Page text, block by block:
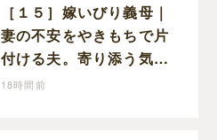
［１５］嫁いびり義母｜
妻の不安をやきもちで片
付ける夫。寄り添う気の
ない態度にモヤモヤが募
18時間前